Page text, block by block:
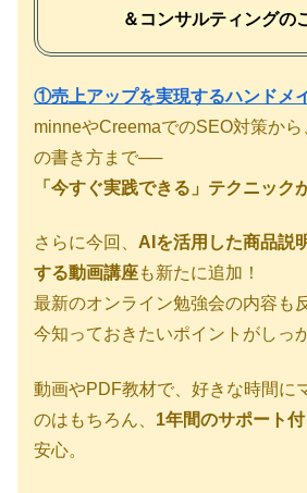
＆コンサルティングの
①売上アップを実現するハンドメ
minneやCreemaでのSEO対策か
の書き方まで──
「今すぐ実践できる」テクニック
さらに今回、 AIを活用した商品説
する動画講座も新たに追加！
最新のオンライン勉強会の内容も
今知っておきたいポイントがしっ
動画やPDF教材で、好きな時間に
のはもちろん、 1年間のサポート付
安心。